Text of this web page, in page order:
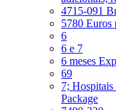
4715-091
5780 Euros
6
6 e 7
6 meses
69
7;
Package